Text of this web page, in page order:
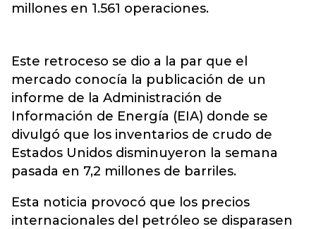
millones en 1.561 operaciones.
Este retroceso se dio a la par que el
mercado conocía la publicación de un
informe de la Administración de
Información de Energía (EIA) donde se
divulgó que los inventarios de crudo de
Estados Unidos disminuyeron la semana
pasada en 7,2 millones de barriles.
Esta noticia provocó que los precios
internacionales del petróleo se disparasen